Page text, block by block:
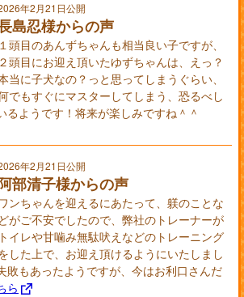
年2月21日公開
島忍様からの声
１頭目のあんずちゃんも相当良い子ですが、
２頭目にお迎え頂いたゆずちゃんは、えっ？
当に子犬なの？っと思ってしまうぐらい、
でもすぐにマスターしてしまう、恐るべし
るようです！将来が楽しみですね＾＾
年2月21日公開
部清子様からの声
ンちゃんを迎えるにあたって、躾のことな
どがご不安でしたので、弊社のトレーナーが
トイレや甘噛み無駄吠えなどのトレーニング
した上で、お迎え頂けるようにいたしまし
敗もあったようですが、今はお利口さんだ
ら